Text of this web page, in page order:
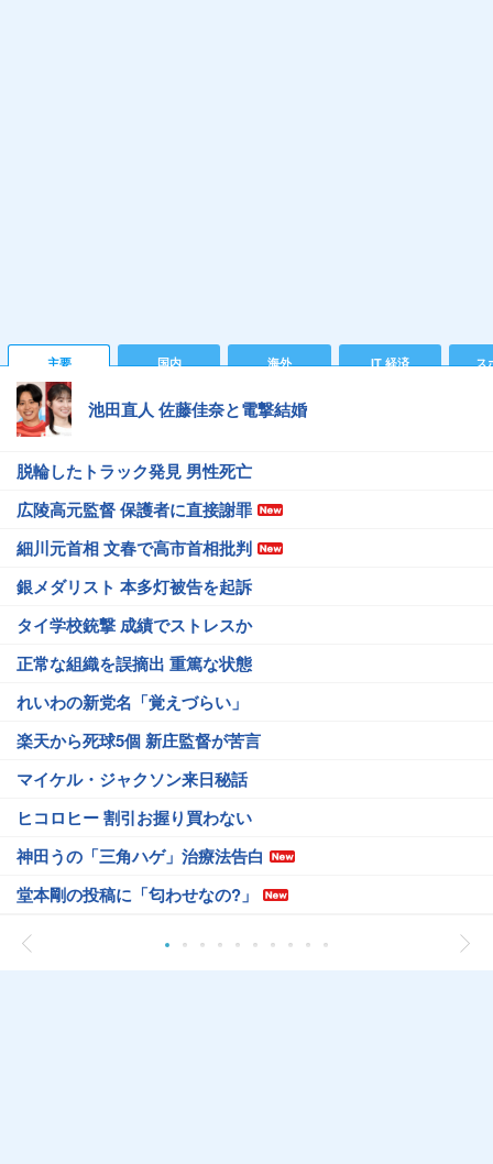
主要 国内 海外 IT 経済 ス
池田直人 佐藤佳奈と電撃結婚
脱輪したトラック発見 男性死亡
広陵高元監督 保護者に直接謝罪
細川元首相 文春で高市首相批判
銀メダリスト 本多灯被告を起訴
タイ学校銃撃 成績でストレスか
正常な組織を誤摘出 重篤な状態
れいわの新党名「覚えづらい」
楽天から死球5個 新庄監督が苦言
マイケル・ジャクソン来日秘話
ヒコロヒー 割引お握り買わない
神田うの「三角ハゲ」治療法告白
堂本剛の投稿に「匂わせなの?」